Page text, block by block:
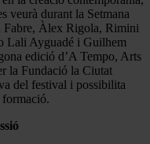
veurà durant la Setmana
Fabre, Àlex Rigola, Rimini
Lali Ayguadé i Guilhem
edició d’A Tempo, Arts
la Fundació la Ciutat
del festival i possibilita
formació.